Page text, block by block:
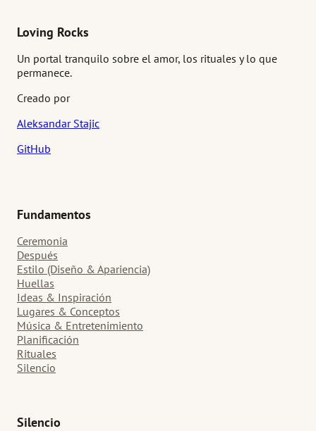
Loving Rocks
Un portal tranquilo sobre el amor, los rituales y lo que
permanece.
Creado por
Aleksandar Stajic
GitHub
Fundamentos
Ceremonia
Después
Estilo (Diseño & Apariencia)
Huellas
Ideas & Inspiración
Lugares & Conceptos
Música & Entretenimiento
Planificación
Rituales
Silencio
Silencio